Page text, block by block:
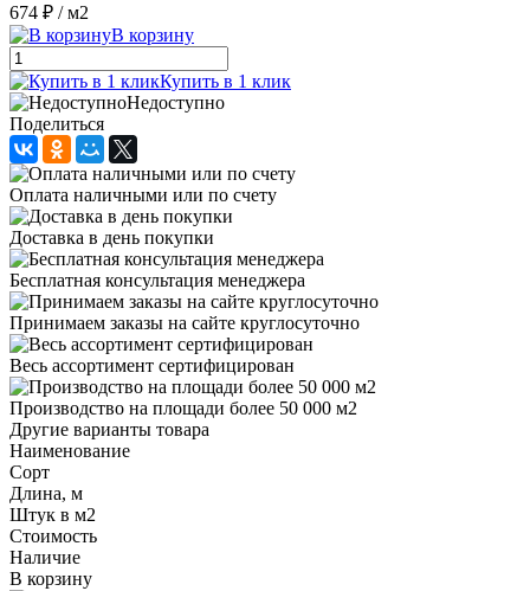
674 ₽ / м2
В корзину
Купить в 1 клик
Недоступно
Поделиться
Оплата наличными или по счету
Доставка в день покупки
Бесплатная консультация менеджера
Принимаем заказы на сайте круглосуточно
Весь ассортимент сертифицирован
Производство на площади более 50 000 м2
Другие варианты товара
Наименование
Сорт
Длина, м
Штук в м2
Стоимость
Наличие
В корзину